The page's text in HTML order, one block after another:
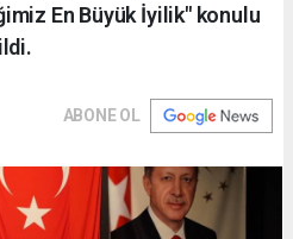
En Büyük İyilik" konulu
ABONE OL